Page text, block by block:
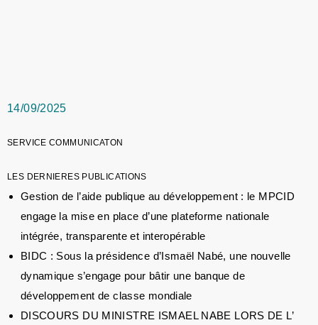
14/09/2025
SERVICE COMMUNICATON
LES DERNIERES PUBLICATIONS
Gestion de l’aide publique au développement : le MPCID
engage la mise en place d’une plateforme nationale
intégrée, transparente et interopérable
BIDC : Sous la présidence d’Ismaël Nabé, une nouvelle
dynamique s’engage pour bâtir une banque de
développement de classe mondiale
DISCOURS DU MINISTRE ISMAEL NABE LORS DE L’